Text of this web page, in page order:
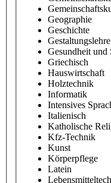
Geographie
Geschichte
Gestaltungslehre
Gesundheit und
Griechisch
Hauswirtschaft
Holztechnik
Informatik
Intensives
Italienisch
Katholische
Kfz-Technik
Kunst
Körperpflege
Latein